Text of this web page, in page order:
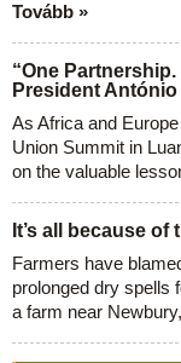
Tovább »
“One
President
As Africa and
Union Summit in
on the valuable
It’s all because
Farmers have
prolonged dry spells
a farm near